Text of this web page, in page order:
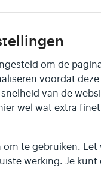
om de
voordat
van de
wel wat extra
te gebruiken.
werking. Je